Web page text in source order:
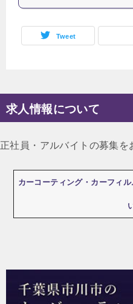
Tweet
求人情報について
正社員・アルバイトの募集を
カーコーティング・カーフィ